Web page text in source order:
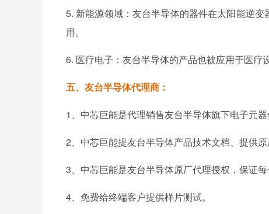
5. 新能源领域：友台半导体的器件在太阳能逆
用。
6. 医疗电子：友台半导体的产品也被应用于医疗
五、友台半导体代理商：
1、中芯巨能是代理销售友台半导体旗下电子元
2、中芯巨能提友台半导体产品技术文档、提供原
3、中芯巨能是友台半导体原厂代理授权，保证每
4、免费给终端客户提供样片测试。